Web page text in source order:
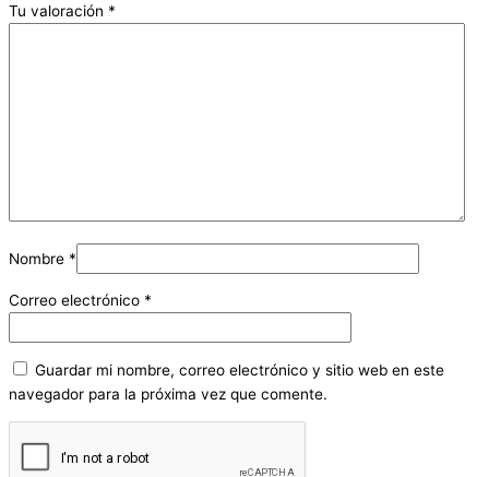
Tu valoración *
Nombre *
Correo electrónico *
Guardar mi nombre, correo electrónico y sitio web en este
navegador para la próxima vez que comente.